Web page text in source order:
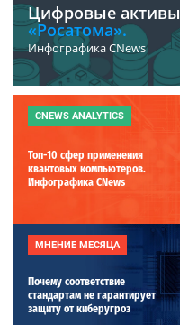
Цифровые активы
«Росатома».
Инфографика CNews
CNEWS ANALYTICS
Топ-10 сфер применения
квантовых компьютеров.
Инфографика CNews
МНЕНИЕ МЕСЯЦА
Почему соответствие
стандартам не гарантирует
защиту от киберугроз